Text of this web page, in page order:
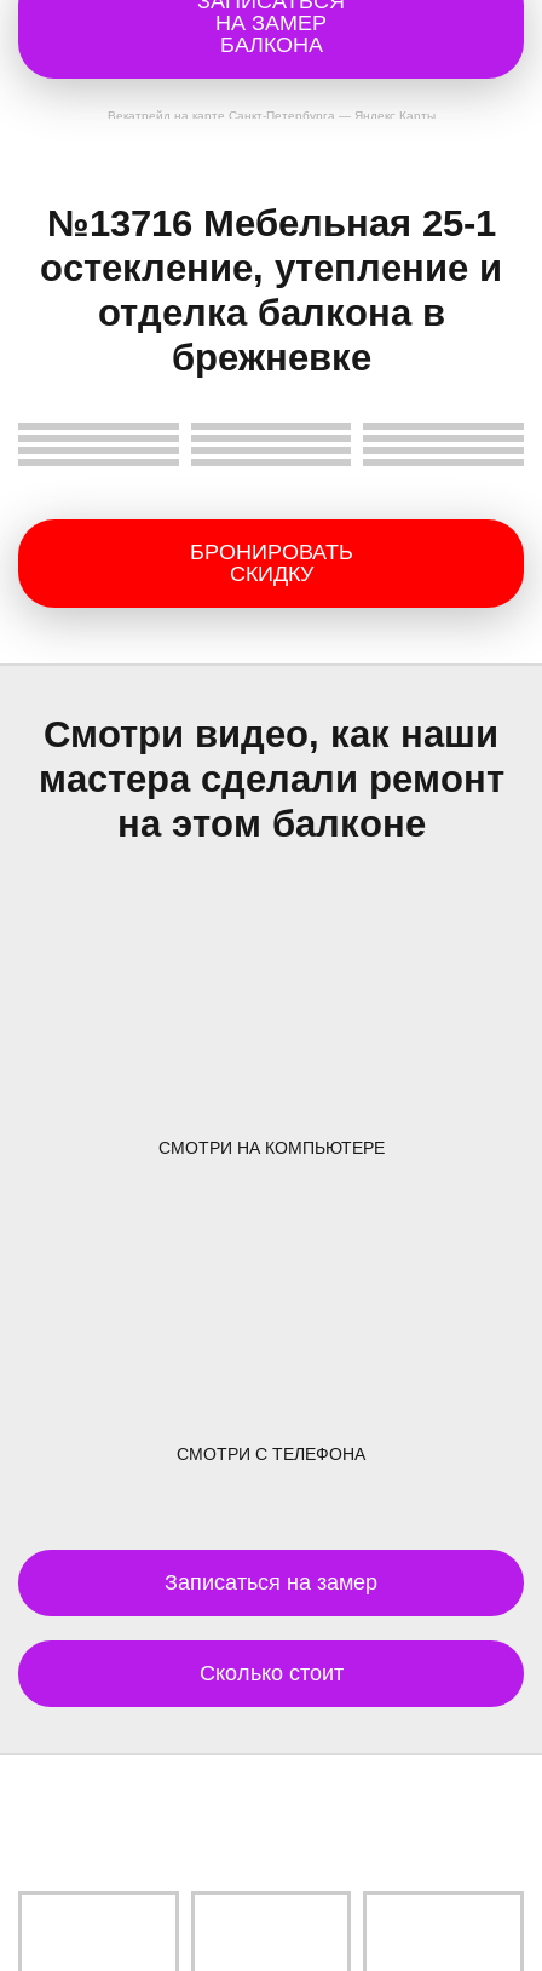
Векатрейд на карте Санкт‑Петербурга — Яндекс Карты
НА ЗАМЕР
БАЛКОНА
№13716 Мебельная 25-1
остекление, утепление и
отделка балкона в
брежневке
БРОНИРОВАТЬ
СКИДКУ
Смотри видео, как наши
мастера сделали ремонт
на этом балконе
СМОТРИ НА КОМПЬЮТЕРЕ
СМОТРИ С ТЕЛЕФОНА
Записаться на замер
Сколько стоит